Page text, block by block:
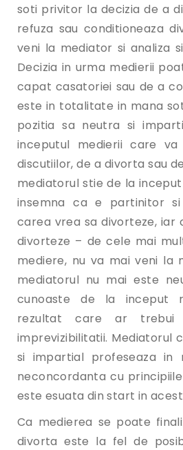
soti privitor la decizia de a
refuza sau conditioneaza
veni la mediator si analiza
Decizia in urma medierii
capat casatoriei sau de a
este in totalitate in mana
pozitia sa neutra si
inceputul medierii care
discutiilor, de a divorta sau
mediatorul stie de la
insemna ca e partinitor
carea vrea sa divorteze, iar
divorteze – de cele mai
mediere, nu va mai veni la
mediatorul nu mai este
cunoaste de la inceput
rezultat care ar
imprevizibilitatii. Mediatorul
si impartial profeseaza
neconcordanta cu
este esuata din start in
Ca medierea se poate
divorta este la fel de